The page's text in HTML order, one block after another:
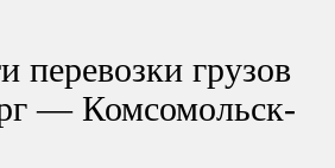
перевозки грузов
— Комсомольск-